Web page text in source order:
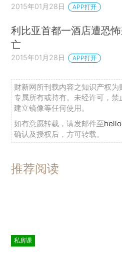
2015年01月28日 APP打开
利比亚首都一酒店遭恐
亡
2015年01月28日 APP打开
财新网所刊载内容之知识产权为
专属所有或持有。未经许可，禁
建立镜像等任何使用。
如有意愿转载，请发邮件至
确认及授权后，方可转载。
推荐阅读
私房课